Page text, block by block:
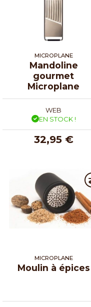
MICROPLANE
Mandoline
gourmet
Microplane
WEB
EN STOCK !
32,95 €
MICROPLANE
Moulin à épices